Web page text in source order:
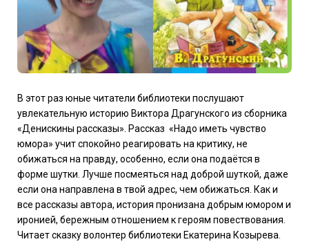
В этот раз юные читатели библиотеки послушают
увлекательную историю Виктора Драгунского из сборника
«Денискины рассказы». Рассказ «Надо иметь чувство
юмора» учит спокойно реагировать на критику, не
обижаться на правду, особенно, если она подаётся в
форме шутки. Лучше посмеяться над доброй шуткой, даже
если она направлена в твой адрес, чем обижаться. Как и
все рассказы автора, история пронизана добрым юмором и
иронией, бережным отношением к героям повествования.
Читает сказку волонтер библиотеки Екатерина Козырева.